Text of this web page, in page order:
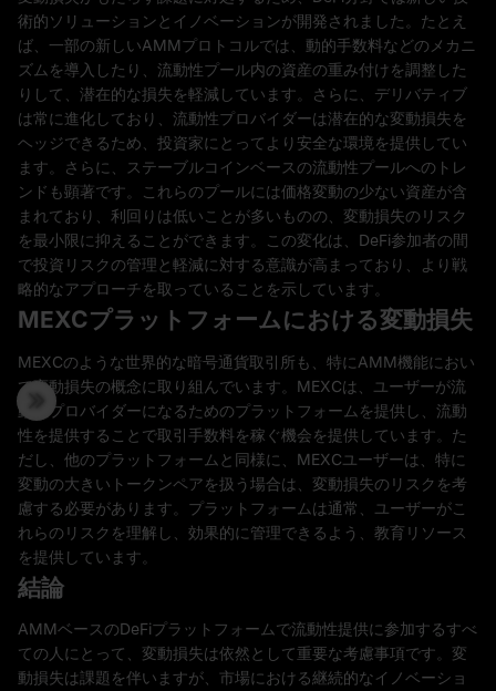
術的ソリューションとイノベーションが開発されました。たとえ
ば、一部の新しいAMMプロトコルでは、動的手数料などのメカニ
ズムを導入したり、流動性プール内の資産の重み付けを調整した
りして、潜在的な損失を軽減しています。さらに、デリバティブ
は常に進化しており、流動性プロバイダーは潜在的な変動損失を
ヘッジできるため、投資家にとってより安全な環境を提供してい
ます。さらに、ステーブルコインベースの流動性プールへのトレ
ンドも顕著です。これらのプールには価格変動の少ない資産が含
まれており、利回りは低いことが多いものの、変動損失のリスク
を最小限に抑えることができます。この変化は、DeFi参加者の間
で投資リスクの管理と軽減に対する意識が高まっており、より戦
略的なアプローチを取っていることを示しています。
MEXCプラットフォームにおける変動損失
MEXCのような世界的な暗号通貨取引所も、特にAMM機能におい
て変動損失の概念に取り組んでいます。MEXCは、ユーザーが流
動性プロバイダーになるためのプラットフォームを提供し、流動
性を提供することで取引手数料を稼ぐ機会を提供しています。た
だし、他のプラットフォームと同様に、MEXCユーザーは、特に
変動の大きいトークンペアを扱う場合は、変動損失のリスクを考
慮する必要があります。プラットフォームは通常、ユーザーがこ
れらのリスクを理解し、効果的に管理できるよう、教育リソース
を提供しています。
結論
AMMベースのDeFiプラットフォームで流動性提供に参加するすべ
ての人にとって、変動損失は依然として重要な考慮事項です。変
動損失は課題を伴いますが、市場における継続的なイノベーショ